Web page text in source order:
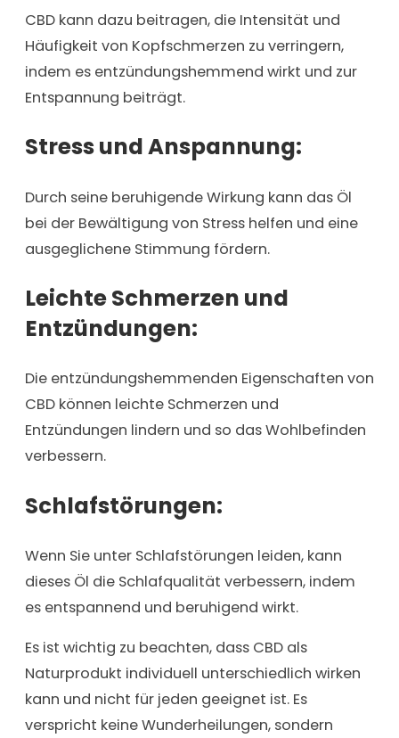
CBD kann dazu beitragen, die Intensität und
Häufigkeit von Kopfschmerzen zu verringern,
indem es entzündungshemmend wirkt und zur
Entspannung beiträgt.
Stress und Anspannung:
Durch seine beruhigende Wirkung kann das Öl
bei der Bewältigung von Stress helfen und eine
ausgeglichene Stimmung fördern.
Leichte Schmerzen und
Entzündungen:
Die entzündungshemmenden Eigenschaften von
CBD können leichte Schmerzen und
Entzündungen lindern und so das Wohlbefinden
verbessern.
Schlafstörungen:
Wenn Sie unter Schlafstörungen leiden, kann
dieses Öl die Schlafqualität verbessern, indem
es entspannend und beruhigend wirkt.
Es ist wichtig zu beachten, dass CBD als
Naturprodukt individuell unterschiedlich wirken
kann und nicht für jeden geeignet ist. Es
verspricht keine Wunderheilungen, sondern